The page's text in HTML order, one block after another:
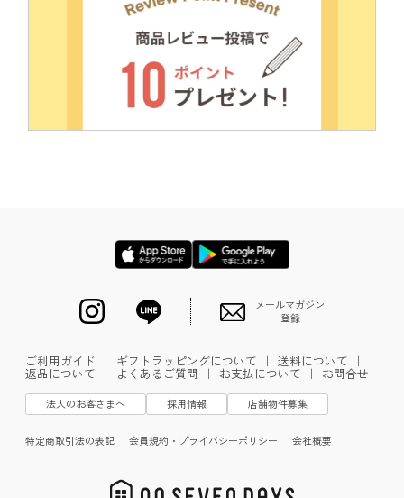
メールマガジン
登録
ご利用ガイド ｜ ギフトラッピングについて ｜ 送料について ｜
返品について ｜ よくあるご質問 ｜ お支払について ｜ お問合せ
法人のお客さまへ 採用情報 店舗物件募集
特定商取引法の表記 会員規約・プライバシーポリシー 会社概要